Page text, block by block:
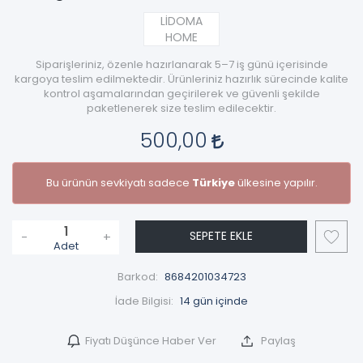
LİDOMA
HOME
Siparişleriniz, özenle hazırlanarak 5–7 iş günü içerisinde
kargoya teslim edilmektedir. Ürünleriniz hazırlık sürecinde kalite
kontrol aşamalarından geçirilerek ve güvenli şekilde
paketlenerek size teslim edilecektir.
500,00
Bu ürünün sevkiyatı sadece Türkiyeülkesine yapılır.
-
Adet
+ SEPETE EKLE
Barkod: 8684201034723
İade Bilgisi:
Fiyatı Düşünce Haber Ver Paylaş